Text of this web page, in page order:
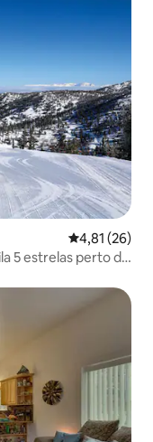
4,81 de uma
4,81 (26)
5 estrelas perto da